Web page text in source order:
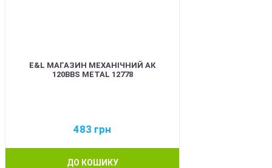
E&L МАГАЗИН МЕХАНІЧНИЙ АК
120BBS METAL 12778
483 грн
ДО КОШИКУ